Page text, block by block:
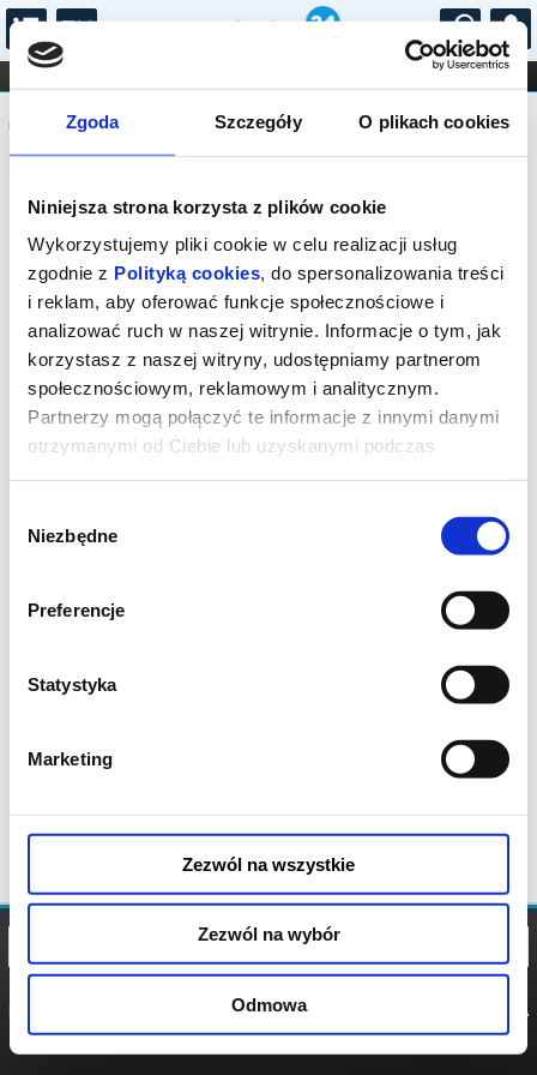
Zgoda Szczegóły O plikach cookies
Niniejsza strona korzysta z plików cookie
Wykorzystujemy pliki cookie w celu realizacji usług
zgodnie z Polityką cookies, do spersonalizowania treści
i reklam, aby oferować funkcje społecznościowe i
analizować ruch w naszej witrynie. Informacje o tym, jak
korzystasz z naszej witryny, udostępniamy partnerom
społecznościowym, reklamowym i analitycznym.
Partnerzy mogą połączyć te informacje z innymi danymi
otrzymanymi od Ciebie lub uzyskanymi podczas
zgody
Niezbędne
Preferencje
Statystyka
Marketing
Zezwól na wszystkie
Zezwól na wybór
Odmowa
...
FILHARMONIA OPERA I BALET
STAND-UP
DLA DZIECI
Komunikat
Sprzedaż biletów on-line na wydarzenie
została zakończona.
POLITYKA
POLITYKA